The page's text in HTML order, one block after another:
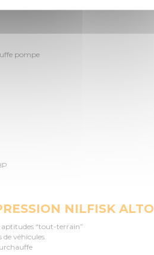
pompe
NILFISK ALTO
aptitudes “tout-terrain”
véhicules.